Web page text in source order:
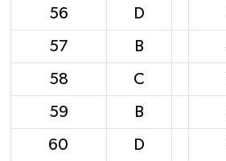
56 D
57 B
58 C
59 B
60 D